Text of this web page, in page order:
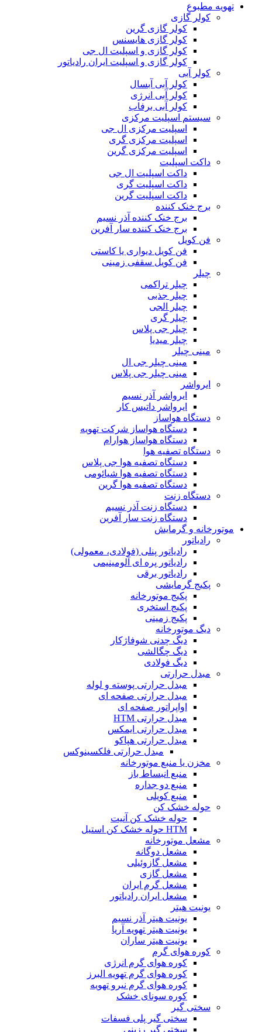
تهویه مطبوع
کولر گازی
کولر گازی گرین
کولر گازی هایسنس
کولر گازی و اسپلیت ال جی
کولر گازی و اسپلیت ایران رادیاتور
کولر آبی
کولر آبی آبسال
کولر آبی انرژی
کولر آبی برفاب
سیستم اسپلیت مرکزی
اسپلیت مرکزی ال جی
اسپلیت مرکزی گری
اسپلیت مرکزی گرین
داکت اسپلیت
داکت اسپلیت ال جی
داکت اسپلیت گری
داکت اسپلیت گرین
برج خنک کننده
برج خنک کننده آذر نسیم
برج خنک کننده سار آفرین
فن کویل
فن کویل دیواری یا کاستی
فن کویل سقفی زمینی
چیلر
چیلر تراکمی
چیلر جذبی
چیلر الجی
چیلر گری
چیلر جی پلاس
چیلر میدیا
مینی چیلر
مینی چیلر جی ال
مینی چیلر جی پلاس
ایرواشر
ایرواشر آذر نسیم
ایرواشر داتیس کار
دستگاه هواساز
دستگاه هواساز شرکت تهویه
دستگاه هواساز هوارام
دستگاه تصفیه هوا
دستگاه تصفیه هوا جی پلاس
دستگاه تصفیه هوا شیائومی
دستگاه تصفیه هوا گرین
دستگاه زنت
دستگاه زنت آذر نسیم
دستگاه زنت سار آفرین
موتورخانه و گرمایش
رادیاتور
رادیاتور پنلی (فولادی، معمولی)
رادیاتور پره ای آلومینیمی
رادیاتور برقی
پکیج گرمایشی
پکیج موتورخانه
پکیج استخری
پکیج زمینی
دیگ موتورخانه
دیگ چدنی شوفاژکار
دیگ چگالشی
دیگ فولادی
مبدل حرارتی
مبدل حرارتی پوسته و لوله
مبدل حرارتی صفحه ای
اواپراتور صفحه ای
مبدل حرارتی HTM
مبدل حرارتی ایمکس
مبدل حرارتی هپاکو
مبدل حرارتی فلکسینوکس
مخزن یا منبع موتورخانه
منبع انبساط باز
منبع دو جداره
منبع کویلی
حوله خشک کن
حوله خشک کن آنیت
HTM حوله خشک کن استیل
مشعل موتورخانه
مشعل دوگانه
مشعل گازوئیلی
مشعل گازی
مشعل گرم ایران
مشعل ایران رادیاتور
یونیت هیتر
یونیت هیتر آذر نسیم
یونیت هیتر تهویه آریا
یونیت هیتر ساران
کوره هوای گرم
کوره هوای گرم انرژی
کوره هوای گرم تهویه البرز
کوره هوای گرم نیرو تهویه
کوره سونای خشک
سختی گیر
سختی گیر پلی فسفات
سختی گیر رزینی